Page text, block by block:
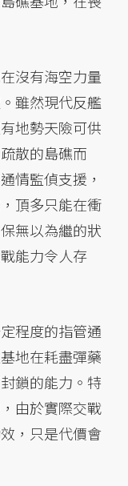
沒有海空力量
雖然現代反艦
地勢天險可供
散的島礁而
情監偵支援，
頂多只能在衝
無以為繼的狀
能力令人存
程度的指管通
地在耗盡彈藥
鎖的能力。特
由於實際交戰
，只是代價會